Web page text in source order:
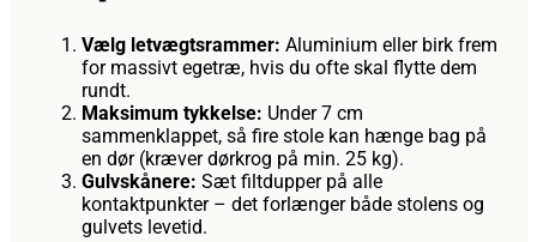
Vælg letvægtsrammer: Aluminium eller birk frem
for massivt egetræ, hvis du ofte skal flytte dem
rundt.
Maksimum tykkelse: Under 7 cm
sammenklappet, så fire stole kan hænge bag på
en dør (kræver dørkrog på min. 25 kg).
Gulvskånere: Sæt filtdupper på alle
kontaktpunkter – det forlænger både stolens og
gulvets levetid.